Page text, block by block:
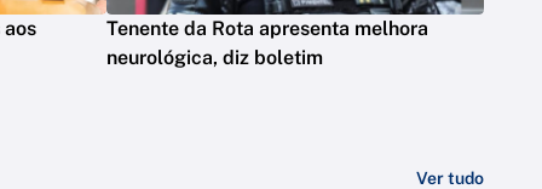
Tenente da Rota apresenta melhora
neurológica, diz boletim
Ver tudo